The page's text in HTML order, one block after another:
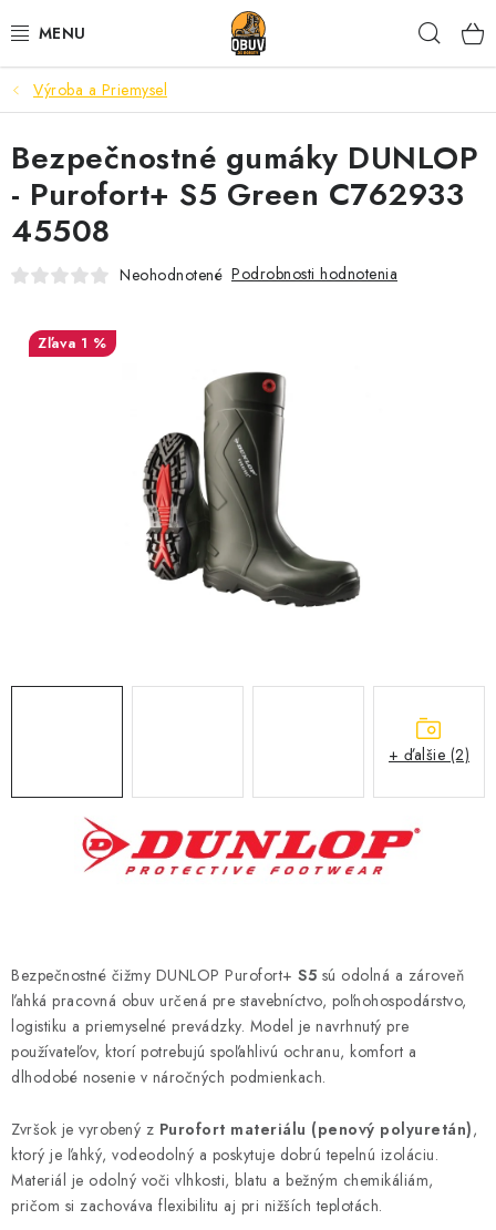
na
PRACOVNÁ A BEZPEČNOSTNÁ OBUV
VOĽNOČASOVÁ OBUV
VÝPREDAJ
VLOŽKY
IMPREGNÁCIA A OCHRANA
BEZPEČNOSTNÉ NORMY A SYMBOLY
Často kladené otázky
INFORMÁCIE PRE ZÁKAZNÍKOV
Výroba a Priemysel
Bezpečnostné čižmy DUNLOP Purofort+ S5 sú odolná a zároveň
ľahká pracovná obuv určená pre stavebníctvo, poľnohospodárstvo,
logistiku a priemyselné prevádzky. Model je navrhnutý pre
používateľov, ktorí potrebujú spoľahlivú ochranu, komfort a
dlhodobé nosenie v náročných podmienkach.
Zvršok je vyrobený z Purofort materiálu (penový polyuretán),
ktorý je ľahký, vodeodolný a poskytuje dobrú tepelnú izoláciu.
Materiál je odolný voči vlhkosti, blatu a bežným chemikáliám,
pričom si zachováva flexibilitu aj pri nižších teplotách.
Bezpečnostné gumáky DUNLOP
- Purofort+ S5 Green C762933
45508
Neohodnotené Podrobnosti hodnotenia
1 %
+ ďalšie (2)